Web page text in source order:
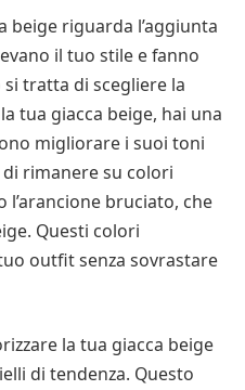
beige riguarda l’aggiunta
il tuo stile e fanno
tratta di scegliere la
tua giacca beige, hai una
migliorare i suoi toni
di rimanere su colori
bruciato, che
Questi colori
outfit senza sovrastare
la tua giacca beige
di tendenza. Questo